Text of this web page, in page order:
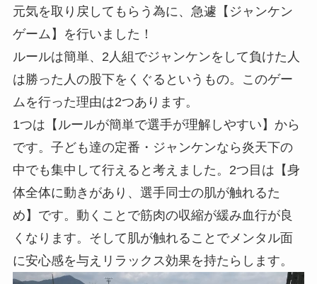
元気を取り戻してもらう為に、急遽【ジャンケン
ゲーム】を行いました！
ルールは簡単、2人組でジャンケンをして負けた人
は勝った人の股下をくぐるというもの。このゲー
ムを行った理由は2つあります。
1つは【ルールが簡単で選手が理解しやすい】から
です。子ども達の定番・ジャンケンなら炎天下の
中でも集中して行えると考えました。2つ目は【身
体全体に動きがあり、選手同士の肌が触れるた
め】です。動くことで筋肉の収縮が緩み血行が良
くなります。そして肌が触れることでメンタル面
に安心感を与えリラックス効果を持たらします。